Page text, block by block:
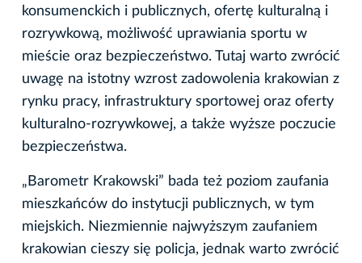
konsumenckich i publicznych, ofertę kulturalną i
rozrywkową, możliwość uprawiania sportu w
mieście oraz bezpieczeństwo. Tutaj warto zwrócić
uwagę na istotny wzrost zadowolenia krakowian z
rynku pracy, infrastruktury sportowej oraz oferty
kulturalno-rozrywkowej, a także wyższe poczucie
bezpieczeństwa.
„Barometr Krakowski” bada też poziom zaufania
mieszkańców do instytucji publicznych, w tym
miejskich. Niezmiennie najwyższym zaufaniem
krakowian cieszy się policja, jednak warto zwrócić